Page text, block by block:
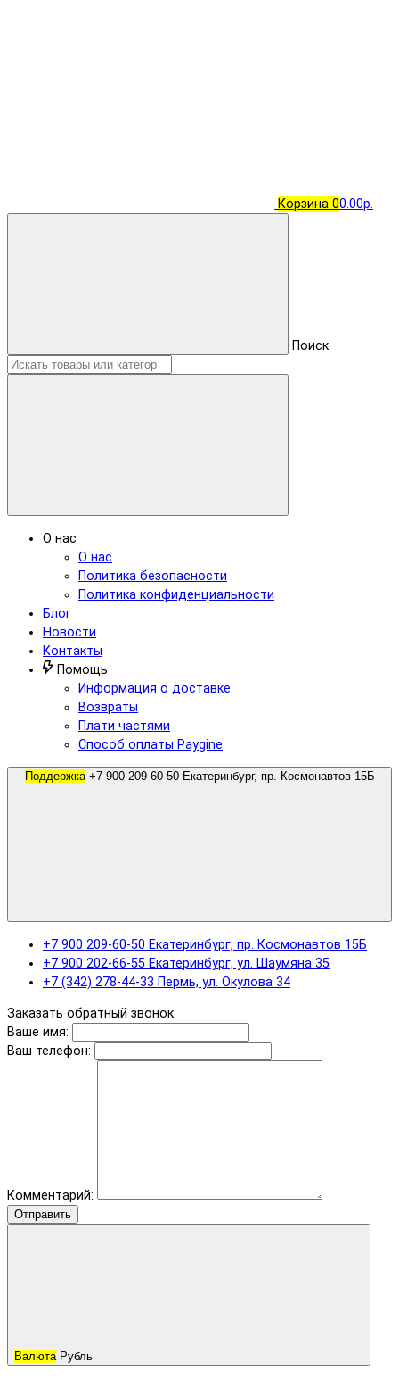
Корзина 00.00р.
Поиск
О нас
О нас
Политика безопасности
Политика конфиденциальности
Блог
Новости
Контакты
Помощь
Информация о доставке
Возвраты
Плати частями
Способ оплаты Paygine
Поддержка
+7 900 209-60-50 Екатеринбург, пр. Космонавтов 15Б
+7 900 202-66-55 Екатеринбург, ул. Шаумяна 35
+7 (342) 278-44-33 Пермь, ул. Окулова 34
Заказать обратный звонок
Ваше имя:
Ваш телефон:
Комментарий:
Отправить
Валюта Рубль